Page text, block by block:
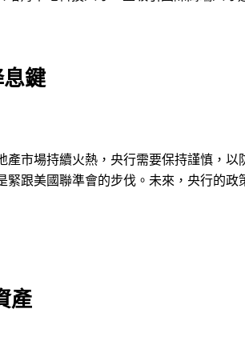
鍵
市場持續火熱，央行需要保持謹慎，以
跟美國聯準會的步伐。未來，央行的政
產